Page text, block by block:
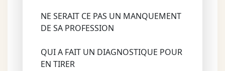
NE SERAIT CE PAS UN MANQUEMENT
DE SA PROFESSION
QUI A FAIT UN DIAGNOSTIQUE POUR
EN TIRER